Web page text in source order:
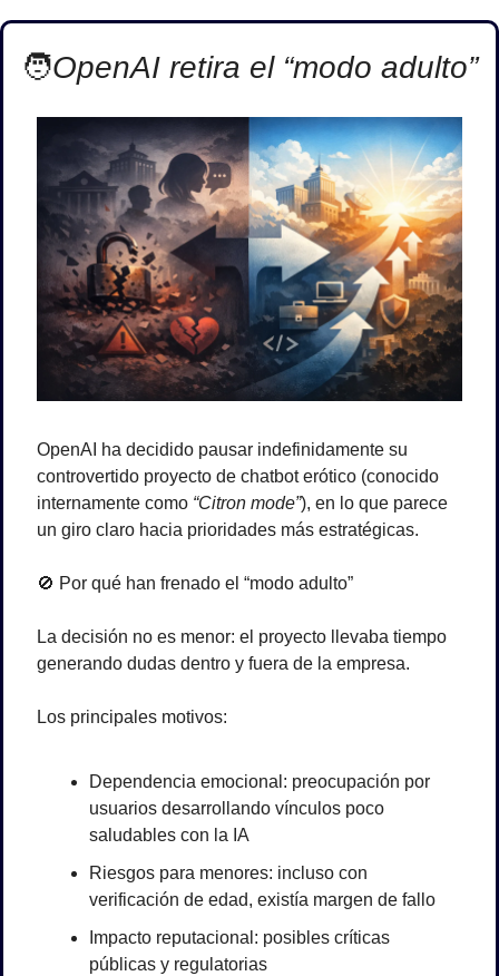
🧑OpenAI retira el “modo adulto”
OpenAI ha decidido pausar indefinidamente su
controvertido proyecto de chatbot erótico (conocido
internamente como “Citron mode”), en lo que parece
un giro claro hacia prioridades más estratégicas.
🚫 Por qué han frenado el “modo adulto”
La decisión no es menor: el proyecto llevaba tiempo
generando dudas dentro y fuera de la empresa.
Los principales motivos:
Dependencia emocional : preocupación por
usuarios desarrollando vínculos poco
saludables con la IA
Riesgos para menores: incluso con
verificación de edad, existía margen de fallo
Impacto reputacional : posibles críticas
públicas y regulatorias